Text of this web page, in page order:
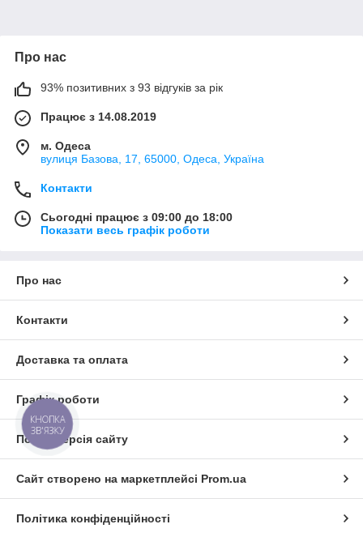
Про нас
93% позитивних з 93 відгуків за рік
Працює з 14.08.2019
м. Одеса
вулиця Базова, 17, 65000, Одеса, Україна
Контакти
Сьогодні працює з 09:00 до 18:00
Показати весь графік роботи
Про нас
Контакти
Доставка та оплата
Графік роботи
Повна версія сайту
Сайт створено на маркетплейсі Prom.ua
Політика конфіденційності
КНОПКА
ЗВ'ЯЗКУ